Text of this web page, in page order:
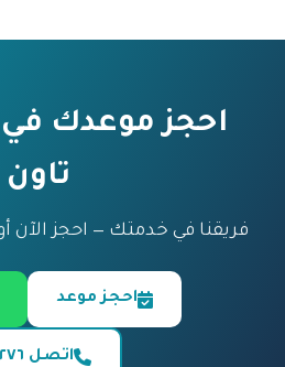
احجز موعدك
تاون
فريقنا في خدمتك — احجز الآن
احجز موعد
اتصل ١٥٢٧٦